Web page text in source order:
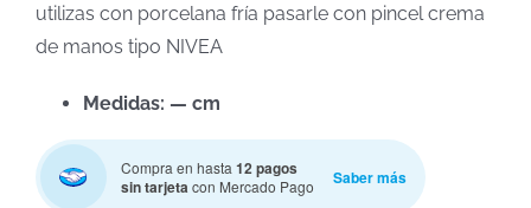
utilizas con porcelana fría pasarle con pincel crema
de manos tipo NIVEA
Medidas: — cm
Compra en hasta 12 pagos
sin tarjetacon Mercado Pago Saber más